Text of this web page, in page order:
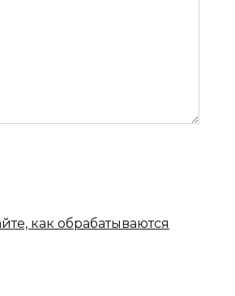
как обрабатываются